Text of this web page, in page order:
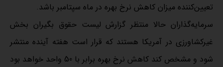
تعیین‌کننده میزان کاهش نرخ بهره در ماه سپتامبر باشد.
سرمایه‌گذاران حالا منتظر گزارش لیست حقوق بگیران بخش
غیرکشاورزی در آمریکا هستند که قرار است هفته آینده منتشر
شود و مشخص کند کاهش نرخ بهره برابر با 50 واحد خواهد بود